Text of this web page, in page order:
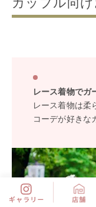
レース着物でガ
レース着物は柔
コーデが好きな